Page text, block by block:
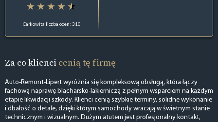
Całkowita liczba ocen: 310
Za co klienci cenią tę firmę
Auto-Remont-Lipert wyróżnia się kompleksową obsługą, która łączy
fachową naprawę blacharsko-lakierniczą z pełnym wsparciem na każdym
etapie likwidacji szkody. Klienci cenią szybkie terminy, solidne wykonanie
i dbałość o detale, dzięki którym samochody wracają w świetnym stanie
technicznym i wizualnym. Dużym atutem jest profesjonalny kontakt,